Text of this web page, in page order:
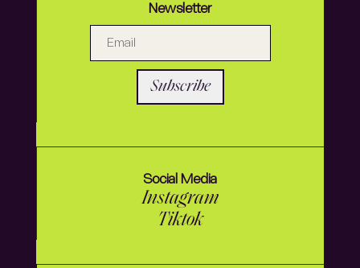
Newsletter
Subscribe
Social Media
Instagram
Tiktok